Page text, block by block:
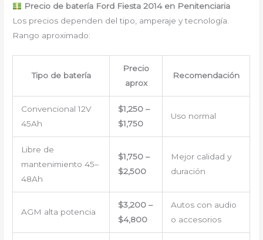
Precio de batería Ford Fiesta 2014 en Penitenciaria
Los precios dependen del tipo, amperaje y tecnología.
Rango aproximado:
Tipo de batería
Precio
aprox
Recomendación
Convencional 12V
45Ah
$1,250 –
$1,750
Uso normal
Libre de
mantenimiento 45–
48Ah
$1,750 –
$2,500
Mejor calidad y
duración
AGM alta potencia
$3,200 –
$4,800
Autos con audio
o accesorios